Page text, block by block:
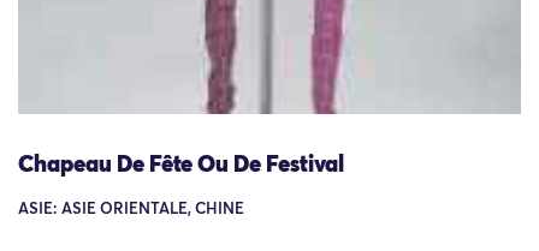
Chapeau De Fête Ou De Festival
ASIE: ASIE ORIENTALE, CHINE